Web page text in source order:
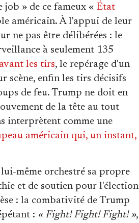
job » de ce fameux « État
américain. À l'appui de leur
ne pas être délibérées : le
à seulement 135
les tirs, le repérage d'un
scène, enfin les tirs décisifs
de feu. Trump ne doit en
de la tête au tout
interprètent comme une
américain qui, un instant,
même orchestré sa propre
et de soutien pour l'élection
: la combativité de Trump
: « Fight! Fight! Fight! »,